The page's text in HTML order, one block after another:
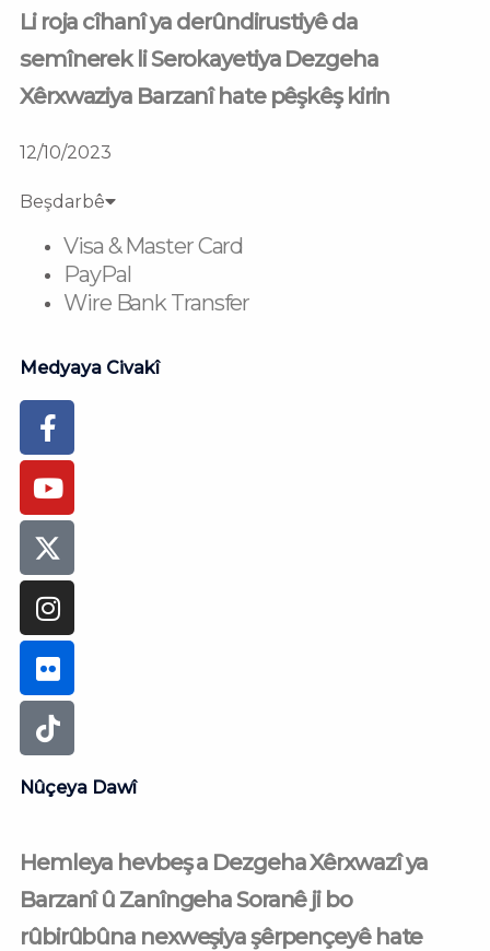
Li roja cîhanî ya derûndirustiyê da
semînerek li Serokayetiya Dezgeha
Xêrxwaziya Barzanî hate pêşkêş kirin
12/10/2023
Beşdarbê
Visa & Master Card
PayPal
Wire Bank Transfer
Medyaya Civakî
Facebook-
f
Youtube
Instagram
Flickr
Tiktok
Nûçeya Dawî
Hemleya hevbeş a Dezgeha Xêrxwazî ya
Barzanî û Zanîngeha Soranê ji bo
rûbirûbûna nexweşiya şêrpençeyê hate